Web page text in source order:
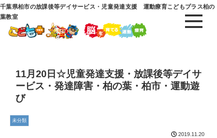
千葉県柏市の放課後等デイサービス・児童発達支援 運動療育こどもプラス柏の
葉教室
11月20日☆児童発達支援・放課後等デイサ
ービス・発達障害・柏の葉・柏市・運動遊
び
未分類
2019.11.20